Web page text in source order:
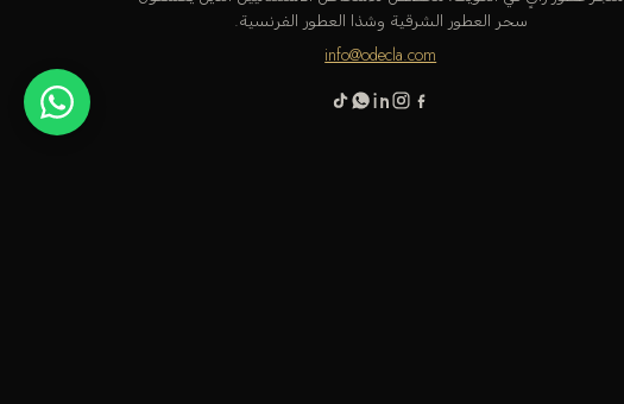
سحر العطور الشرقية وشذا العطور الفرنسية.
info@odecla.com